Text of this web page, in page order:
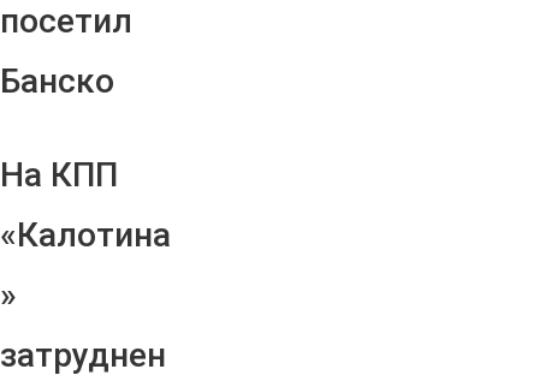
посетил
Банско
На КПП
«Калотина
»
затруднен